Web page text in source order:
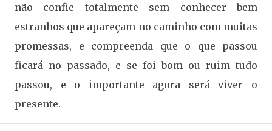
não confie totalmente sem conhecer bem
estranhos que apareçam no caminho com muitas
promessas, e compreenda que o que passou
ficará no passado, e se foi bom ou ruim tudo
passou, e o importante agora será viver o
presente.